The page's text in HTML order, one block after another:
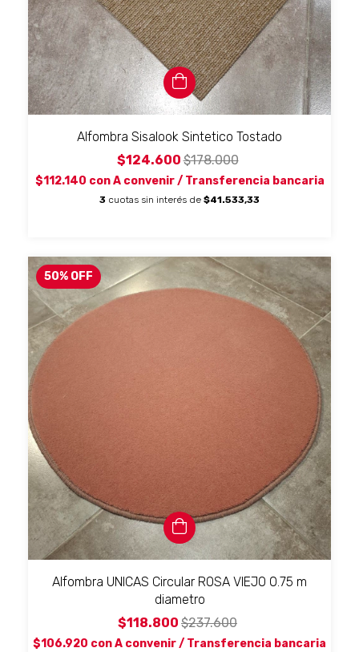
Alfombra Sisalook Sintetico Tostado
$124.600$178.000
$112.140 con A convenir / Transferencia bancaria
3 cuotas sin interés de $41.533,33
50% OFF
Alfombra UNICAS Circular ROSA VIEJO 0.75 m
diametro
$118.800 $237.600
$106.920 conA convenir / Transferencia bancaria